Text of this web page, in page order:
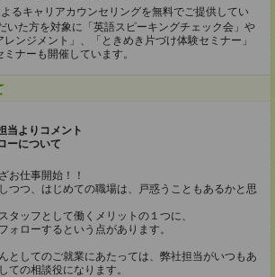
るキャリアカウンセリングを無料でご提供してい
いた方を対象に「英語スピーキングチェック会」や
レンジメント」、「ときめき片づけ体験セミナー」
ナーも開催しています。
当よりコメント
ーについて
お仕事開始！！
つつ、はじめての職場は、戸惑うこともあるかと思
タッフとして働くメリットの１つに、
ォローするという点があります。
としてのご就業にあたっては、弊社担当がいつもあ
ての相談役になります。